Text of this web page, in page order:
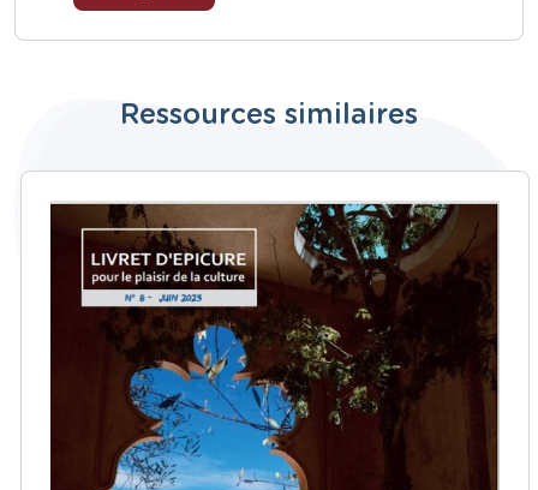
Ressources similaires